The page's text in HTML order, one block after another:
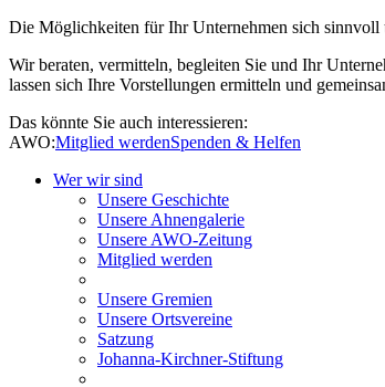
Die Möglichkeiten für Ihr Unternehmen sich sinnvoll
Wir beraten, vermitteln, begleiten Sie und Ihr
lassen sich Ihre Vorstellungen ermitteln und
Das könnte Sie auch interessieren:
AWO:Mitglied werdenSpenden & Helfen
Wer wir sind
Unsere Geschichte
Unsere Ahnengalerie
Unsere AWO-Zeitung
Mitglied werden
Unsere Gremien
Unsere Ortsvereine
Satzung
Johanna-Kirchner-Stiftung